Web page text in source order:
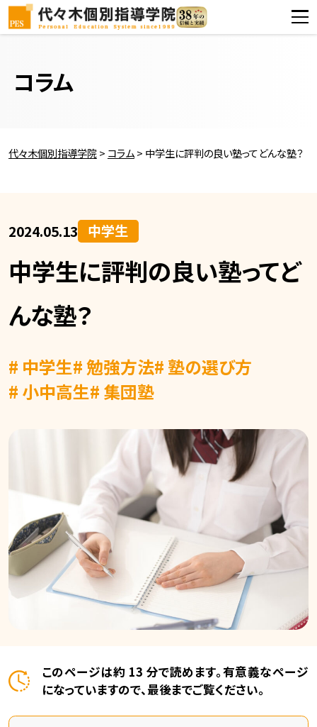
コラム
代々木個別指導学院> コラム> 中学生に評判の良い塾ってどんな塾？
2024.05.13 中学生
中学生に評判の良い塾ってど
んな塾？
# 中学生# 勉強方法# 塾の選び方
# 小中高生# 集団塾
このページは約 13 分で読めます。有意義なページ
になっていますので、最後までご覧ください。